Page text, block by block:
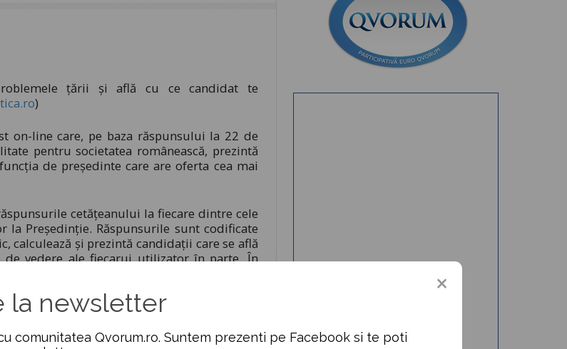
ţării şi află cu ce candidat te
)
on-line care, pe baza răspunsului la 22 de
pentru societatea românească, prezintă
de preşedinte care are oferta cea mai
cetăţeanului la fiecare dintre cele
Preşedinţie. Răspunsurile sunt codificate
calculează şi prezintă candidaţii care se află
vedere ale fiecarui utilizator în parte. În
cetăţeanul are posibilitatea de a studia, la
Qvorum îndeamnă publicul să folosească
interactivă ofertele politice ale candidaţilor
la newsletter
comunitatea Qvorum.ro. Suntem prezenti pe Facebook si te poti